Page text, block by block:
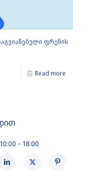
ფრენის
Read more
- 18:00